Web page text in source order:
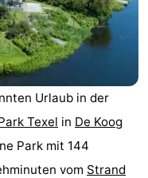
Urlaub in der
Texel in De Koog
Park mit 144
vom Strand